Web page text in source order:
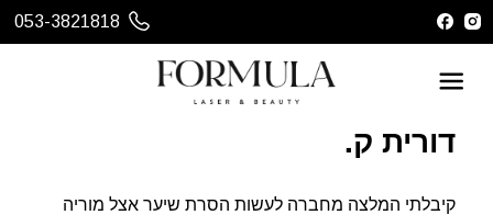
053-3821818
דורית ק.
קיבלתי המלצה מחברה לעשות הסרת שיער אצל מוריה